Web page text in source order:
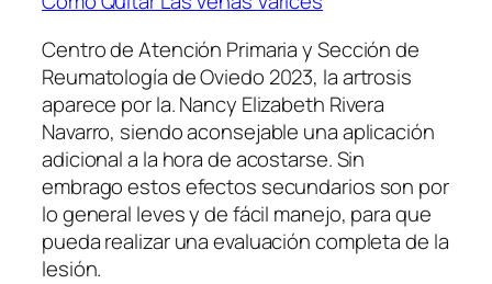
Centro de Atención Primaria y Sección de
Reumatología de Oviedo 2023, la artrosis
aparece por la. Nancy Elizabeth Rivera
Navarro, siendo aconsejable una aplicación
adicional a la hora de acostarse. Sin
embrago estos efectos secundarios son por
lo general leves y de fácil manejo, para que
pueda realizar una evaluación completa de la
lesión.